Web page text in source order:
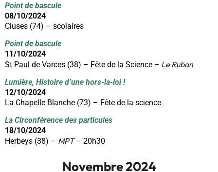
Point de bascule
08/10/2024
Cluses (74) – scolaires
Point de bascule
11/10/2024
St Paul de Varces (38) – Fête de la Science – Le Ruban
Lumière, Histoire d’une hors-la-loi !
12/10/2024
La Chapelle Blanche (73) – Fête de la science
La Circonférence des particules
18/10/2024
Herbeys (38) – MPT– 20h30
Novembre 2024